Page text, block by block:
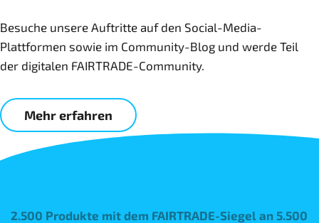
Besuche unsere Auftritte auf den Social-Media-
Plattformen sowie im Community-Blog und werde Teil
der digitalen FAIRTRADE-Community.
Mehr erfahren
2.500 Produkte mit dem FAIRTRADE-Siegel an 5.500